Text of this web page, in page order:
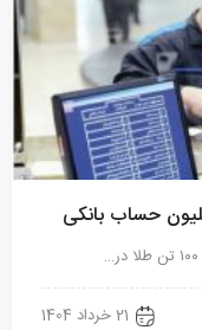
21 خرداد 1404